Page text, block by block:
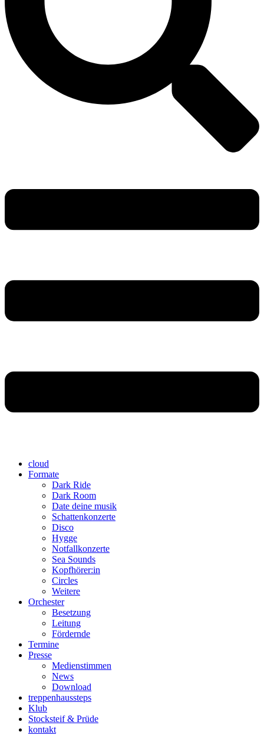
cloud
Formate
Dark Ride
Dark Room
Date deine musik
Schattenkonzerte
Disco
Hygge
Notfallkonzerte
Sea Sounds
Kopfhörer:in
Circles
Weitere
Orchester
Besetzung
Leitung
Fördernde
Termine
Presse
Medienstimmen
News
Download
treppenhaussteps
Klub
Stocksteif & Prüde
kontakt